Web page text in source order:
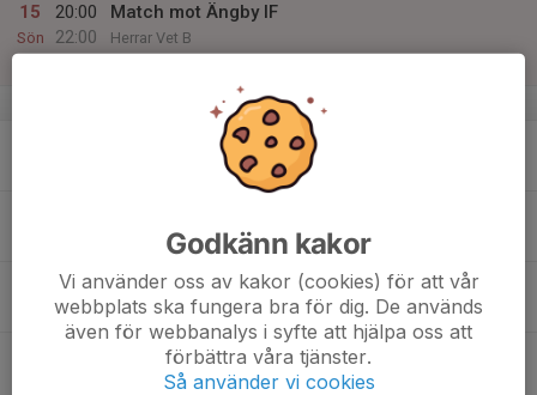
15
Sön
20:00
22:00
Match mot Ängby IF
Herrar Vet B
v.25
Skytteholms IP B
Godkänn kakor
Vi använder oss av kakor (cookies) för att vår
webbplats ska fungera bra för dig. De används
även för webbanalys i syfte att hjälpa oss att
förbättra våra tjänster.
Så använder vi cookies